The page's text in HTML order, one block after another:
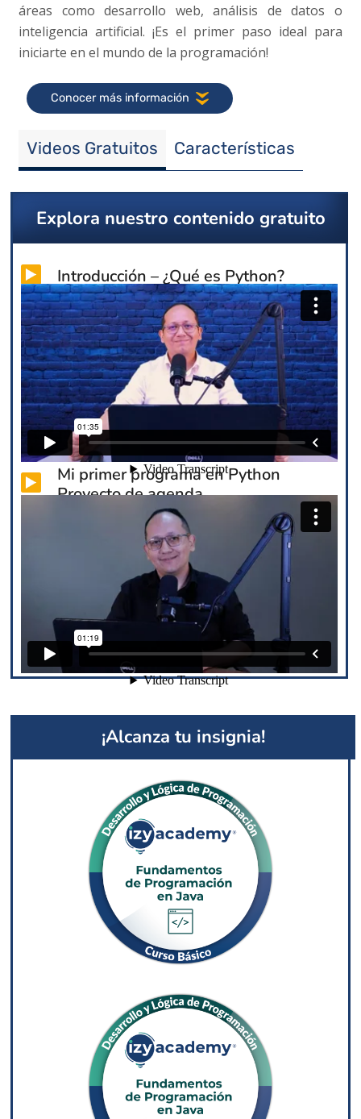
áreas como desarrollo web, análisis de datos o
inteligencia artificial. ¡Es el primer paso ideal para
iniciarte en el mundo de la programación!
Conocer más información
Videos Gratuitos Características
Explora nuestro contenido gratuito
Introducción – ¿Qué es Python?
Mi primer programa en Python
Proyecto de agenda.
¡Alcanza tu insignia!